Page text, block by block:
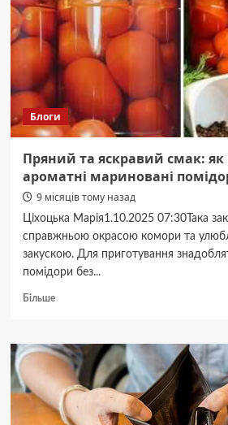
ЗМІ
Блоги
Пряний та яскравий смак: як
ароматні мариновані
9 місяців тому назад
Ціхоцька Марія1.10.2025 07:30Така
справжньою окрасою комори та
закускою. Для приготування
помідори без...
БільшеДокладніше
та
яскравий
смак:
як
приготувати
ароматні